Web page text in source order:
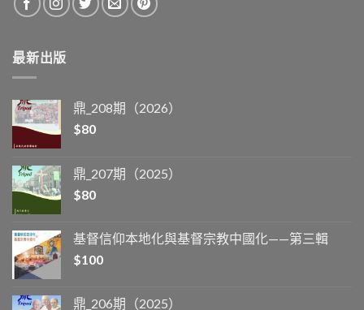
最新出版
鼎_208期（2026）
$80
鼎_207期（2025）
$80
基督信仰本地化與基督宗教中國化——第三輯
$100
鼎_206期（2025）